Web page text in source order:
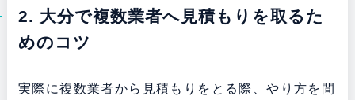
2. 大分で複数業者へ見積もりを取るた
めのコツ
実際に複数業者から見積もりをとる際、やり方を間